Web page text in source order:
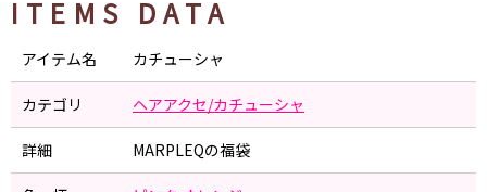
ITEMS DATA
アイテム名 カチューシャ
カテゴリ ヘアアクセ/カチューシャ
詳細 MARPLEQの福袋